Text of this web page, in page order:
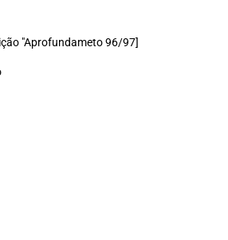
"Aprofundameto 96/97]